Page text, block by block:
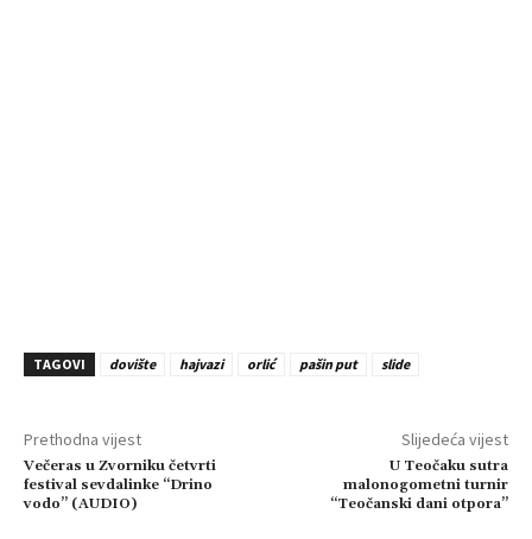
TAGOVI dovište hajvazi orlić pašin put slide
Prethodna vijest
Večeras u Zvorniku četvrti
festival sevdalinke “Drino
vodo” (AUDIO)
Slijedeća vijest
U Teočaku sutra
malonogometni turnir
“Teočanski dani otpora”